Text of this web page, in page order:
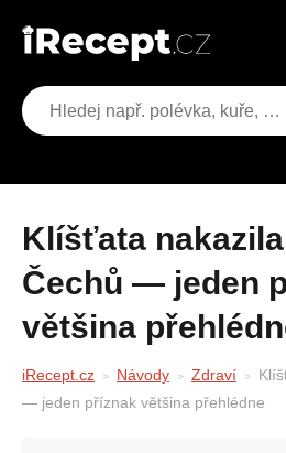
Klíšťata nakazila 1 810
Čechů — jeden
většina
iRecept.cz Návody Zdraví
— jeden příznak většina přehlédne